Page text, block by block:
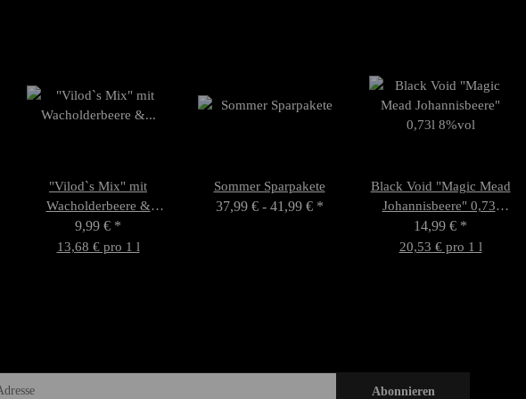
"Vilod`s Mix" mit
Wacholderbeere &
Waldhonig 0,73l 9%vol
9,99 € *
13,68 € pro 1 l
Sommer Sparpakete
37,99 € - 41,99 € *
Black Void "Magic Mead
Johannisbeere" 0,73l
8%vol
14,99 € *
20,53 € pro 1 l
Abonnieren